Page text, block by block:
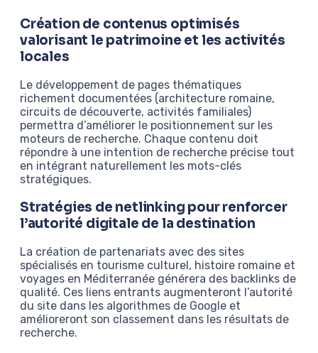
Création de contenus optimisés
valorisant le patrimoine et les activités
locales
Le développement de pages thématiques
richement documentées (architecture romaine,
circuits de découverte, activités familiales)
permettra d’améliorer le positionnement sur les
moteurs de recherche. Chaque contenu doit
répondre à une intention de recherche précise tout
en intégrant naturellement les mots-clés
stratégiques.
Stratégies de netlinking pour renforcer
l’autorité digitale de la destination
La création de partenariats avec des sites
spécialisés en tourisme culturel, histoire romaine et
voyages en Méditerranée générera des backlinks de
qualité. Ces liens entrants augmenteront l’autorité
du site dans les algorithmes de Google et
amélioreront son classement dans les résultats de
recherche.